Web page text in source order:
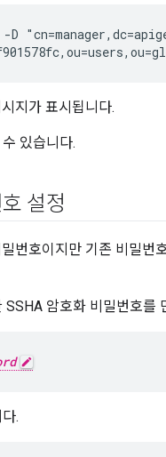
지가 표시됩니다.
있습니다.
설정
번호이지만 기존 비밀번
암호화 비밀번호를
.